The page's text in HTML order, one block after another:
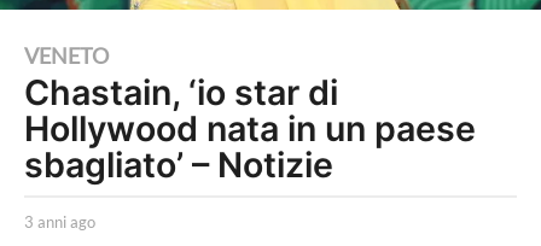
3
a
n
n
a
VENETO
Chastain, ‘io star di
Hollywood nata in un paese
sbagliato’ – Notizie
b
3 anni ago